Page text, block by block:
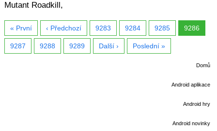
Mutant Roadkill,
« První ‹ Předchozí 9283 9284 9285 9286
9287 9288 9289 Další › Poslední »
Domů
Android aplikace
Android hry
Android novinky